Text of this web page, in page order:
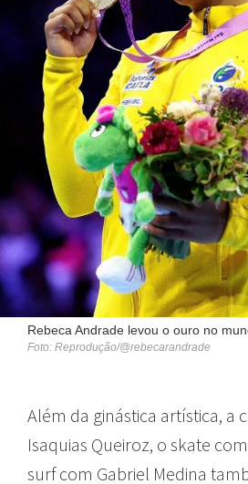
Rebeca Andrade levou o ouro no
Foto: Reprodução/@rebecarandrade
Além da ginástica artística, a
Isaquias Queiroz, o skate
surf com Gabriel Medina